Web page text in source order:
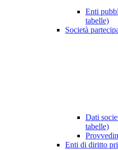
Enti
tabelle)
Società
Dati
tabelle)
Enti di diritto